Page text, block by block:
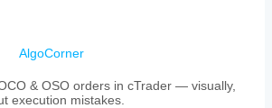
AlgoCorner
& OSO orders in cTrader — visually,
execution mistakes.